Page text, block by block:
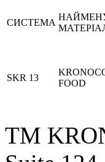
СИСТЕМА
SKR 13
FOOD
TM